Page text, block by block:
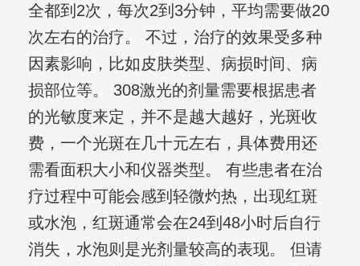
全都到2次，每次2到3分钟，平均需要做20
次左右的治疗。 不过，治疗的效果受多种
因素影响，比如皮肤类型、病损时间、病
损部位等。 308激光的剂量需要根据患者
的光敏度来定，并不是越大越好，光斑收
费，一个光斑在几十元左右，具体费用还
需看面积大小和仪器类型。 有些患者在治
疗过程中可能会感到轻微灼热，出现红斑
或水泡，红斑通常会在24到48小时后自行
消失，水泡则是光剂量较高的表现。 但请